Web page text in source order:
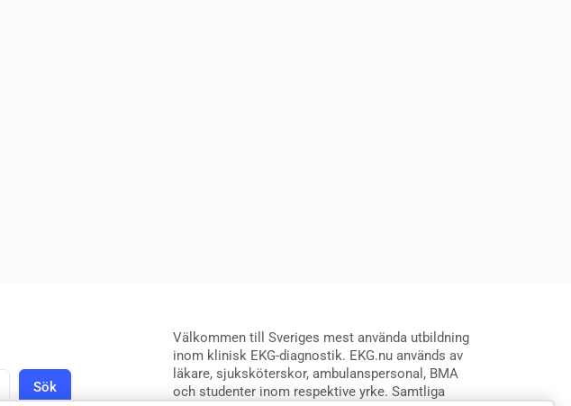
Sök
Välkommen till Sveriges mest använda utbildning
inom klinisk EKG-diagnostik. EKG.nu används av
läkare, sjuksköterskor, ambulanspersonal, BMA
och studenter inom respektive yrke. Samtliga